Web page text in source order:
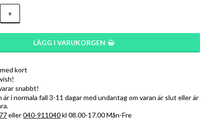
+
LÄGG I VARUKORGEN
kort
snabbt!
i normala fall 3-11 dagar med undantag om varan är slut eller är
eller040-911040kl 08.00-17.00 Mån-Fre